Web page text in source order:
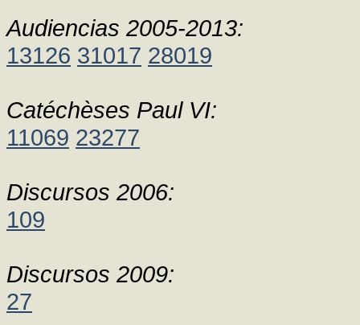
Audiencias 2005-2013:
13126 31017 28019
Catéchèses Paul VI:
11069 23277
Discursos 2006:
109
Discursos 2009:
27